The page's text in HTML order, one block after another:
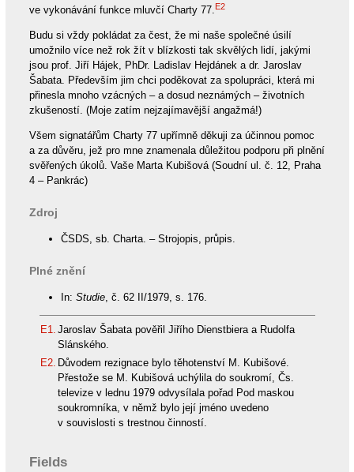
ve vykonávání funkce mluvčí Charty 77.E2
Budu si vždy pokládat za čest, že mi naše společné úsilí
umožnilo více než rok žít v blízkosti tak skvělých lidí, jakými
jsou prof. Jiří Hájek, PhDr. Ladislav Hejdánek a dr. Jaroslav
Šabata. Především jim chci poděkovat za spolupráci, která mi
přinesla mnoho vzácných – a dosud neznámých – životních
zkušeností. (Moje zatím nejzajímavější angažmá!)
Všem signatářům Charty 77 upřímně děkuji za účinnou pomoc
a za důvěru, jež pro mne znamenala důležitou podporu při plnění
svěřených úkolů. Vaše Marta Kubišová (Soudní ul. č. 12, Praha
4 – Pankrác)
Zdroj
ČSDS, sb. Charta. – Strojopis, průpis.
Plné znění
In: Studie, č. 62 II/1979, s. 176.
E1. Jaroslav Šabata pověřil Jiřího Dienstbiera a Rudolfa
Slánského.
E2. Důvodem rezignace bylo těhotenství M. Kubišové.
Přestože se M. Kubišová uchýlila do soukromí, Čs.
televize v lednu 1979 odvysílala pořad Pod maskou
soukromníka, v němž bylo její jméno uvedeno
v souvislosti s trestnou činností.
Fields